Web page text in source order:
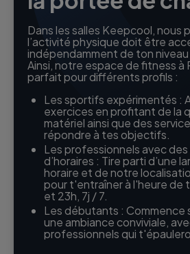
Dans les salles Keepcool, nous
l’activité physique doit être
indépendamment de ton
Ainsi, notre espace de fitness à
parfait pour différents profils :
Les sportifs expérimentés :
exercices en profitant de la
matériel ainsi que des
répondre à tes objectifs.
Les professionnels avec
d’horaires : Tire parti d’une
horaire et de notre
pour t'entraîner à l'heure de
et 23h, 7j / 7.
Les débutants : Commence
une ambiance conviviale,
professionnels qui